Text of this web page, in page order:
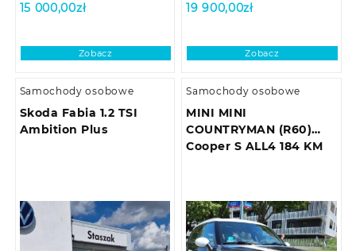
15 000,00zł
Zobacz
19 900,00zł
Zobacz
Samochody osobowe
Skoda Fabia 1.2 TSI
Ambition Plus
Samochody osobowe
MINI MINI
COUNTRYMAN (R60)
Cooper S ALL4 184 KM